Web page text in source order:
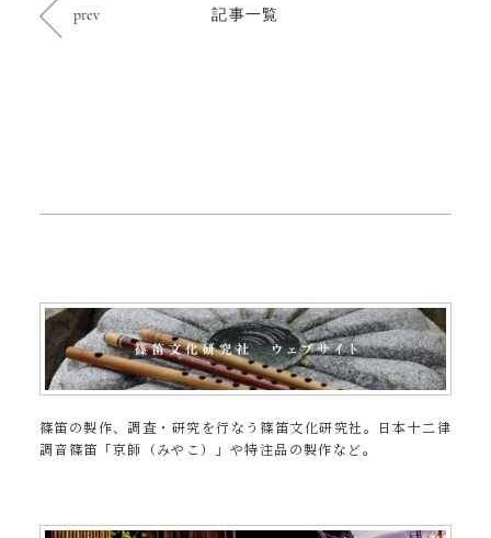
prev 記事一覧
篠笛の製作、調査・研究を行なう篠笛文化研究社。日本十二律
調音篠笛「京師（みやこ）」や特注品の製作など。